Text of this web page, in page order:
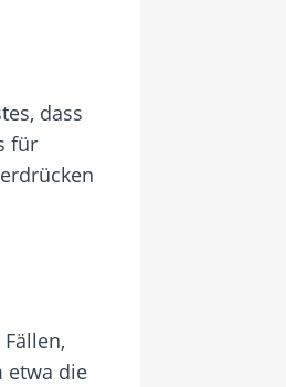
dass
für
etwa die